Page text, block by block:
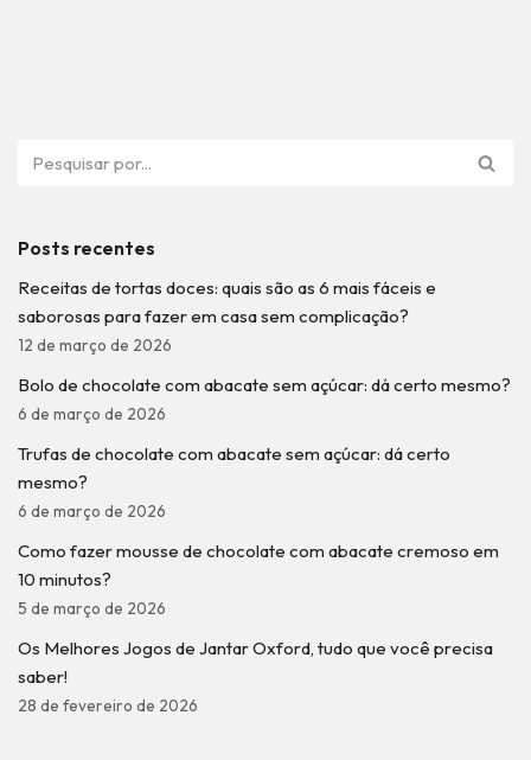
Posts recentes
Receitas de tortas doces: quais são as 6 mais fáceis e
saborosas para fazer em casa sem complicação?
12 de março de 2026
Bolo de chocolate com abacate sem açúcar: dá certo mesmo?
6 de março de 2026
Trufas de chocolate com abacate sem açúcar: dá certo
mesmo?
6 de março de 2026
Como fazer mousse de chocolate com abacate cremoso em
10 minutos?
5 de março de 2026
Os Melhores Jogos de Jantar Oxford, tudo que você precisa
saber!
28 de fevereiro de 2026